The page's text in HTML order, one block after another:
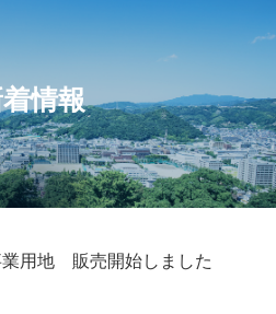
情報
用地 販売開始しました